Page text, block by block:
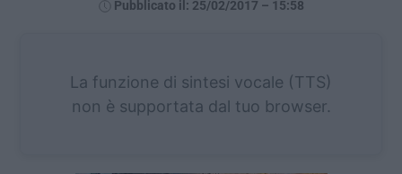
Pubblicato il: 25/02/2017 – 15:58
La funzione di sintesi vocale (TTS)
non è supportata dal tuo browser.